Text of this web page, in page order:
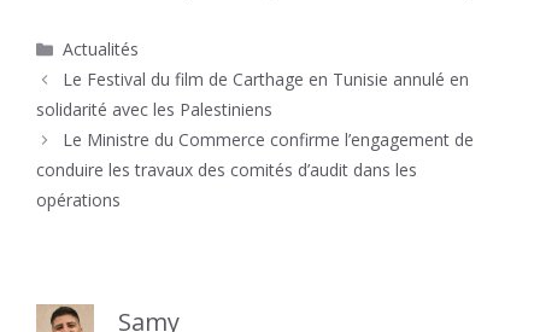
Catégories
Actualités
Le Festival du film de Carthage en Tunisie annulé en
solidarité avec les Palestiniens
Le Ministre du Commerce confirme l’engagement de
conduire les travaux des comités d’audit dans les
opérations
Samy